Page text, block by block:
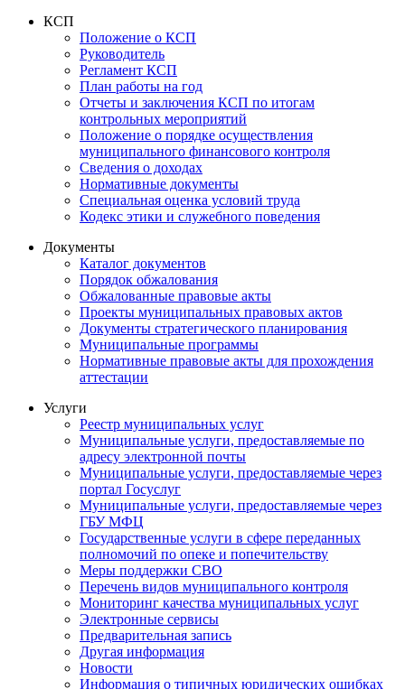
КСП
Положение о КСП
Руководитель
Регламент КСП
План работы на год
Отчеты и заключения КСП по итогам
контрольных мероприятий
Положение о порядке осуществления
муниципального финансового контроля
Сведения о доходах
Нормативные документы
Специальная оценка условий труда
Кодекс этики и служебного поведения
Документы
Каталог документов
Порядок обжалования
Обжалованные правовые акты
Проекты муниципальных правовых актов
Документы стратегического планирования
Муниципальные программы
Нормативные правовые акты для прохождения
аттестации
Услуги
Реестр муниципальных услуг
Муниципальные услуги, предоставляемые по
адресу электронной почты
Муниципальные услуги, предоставляемые через
портал Госуслуг
Муниципальные услуги, предоставляемые через
ГБУ МФЦ
Государственные услуги в сфере переданных
полномочий по опеке и попечительству
Меры поддержки СВО
Перечень видов муниципального контроля
Мониторинг качества муниципальных услуг
Электронные сервисы
Предварительная запись
Другая информация
Новости
Информация о типичных юридических ошибках